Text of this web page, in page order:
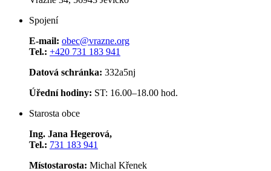
Spojení
E-mail: obec@vrazne.org
Tel.: +420 731 183 941
Datová schránka: 332a5nj
Úřední hodiny: ST: 16.00–18.00 hod.
Starosta obce
Ing. Jana Hegerová,
Tel.: 731 183 941
Místostarosta: Michal Křenek